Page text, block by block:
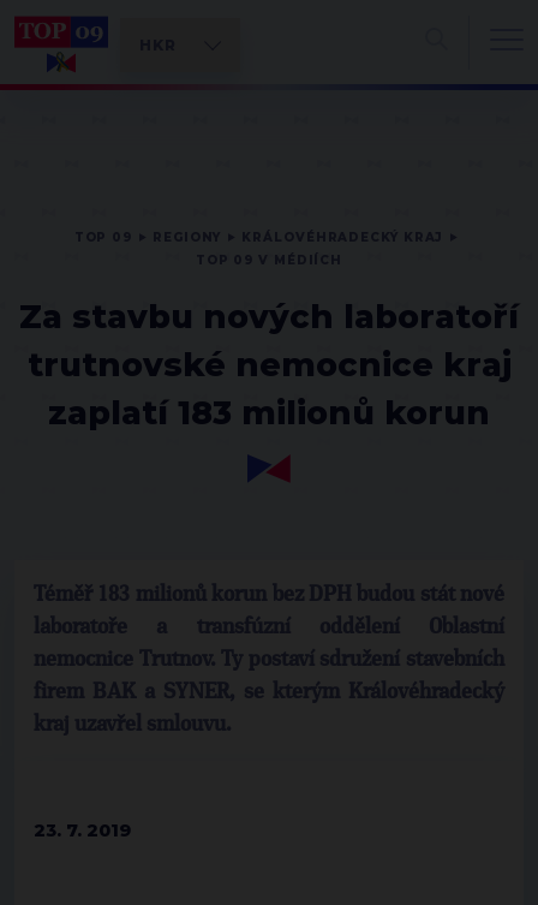
Za stavbu nových laboratoří
trutnovské nemocnice kraj
zaplatí 183 milionů korun
Téměř 183 milionů korun bez DPH budou stát nové
laboratoře a transfúzní oddělení Oblastní
nemocnice Trutnov. Ty postaví sdružení stavebních
firem BAK a SYNER, se kterým Královéhradecký
kraj uzavřel smlouvu.
23. 7. 2019